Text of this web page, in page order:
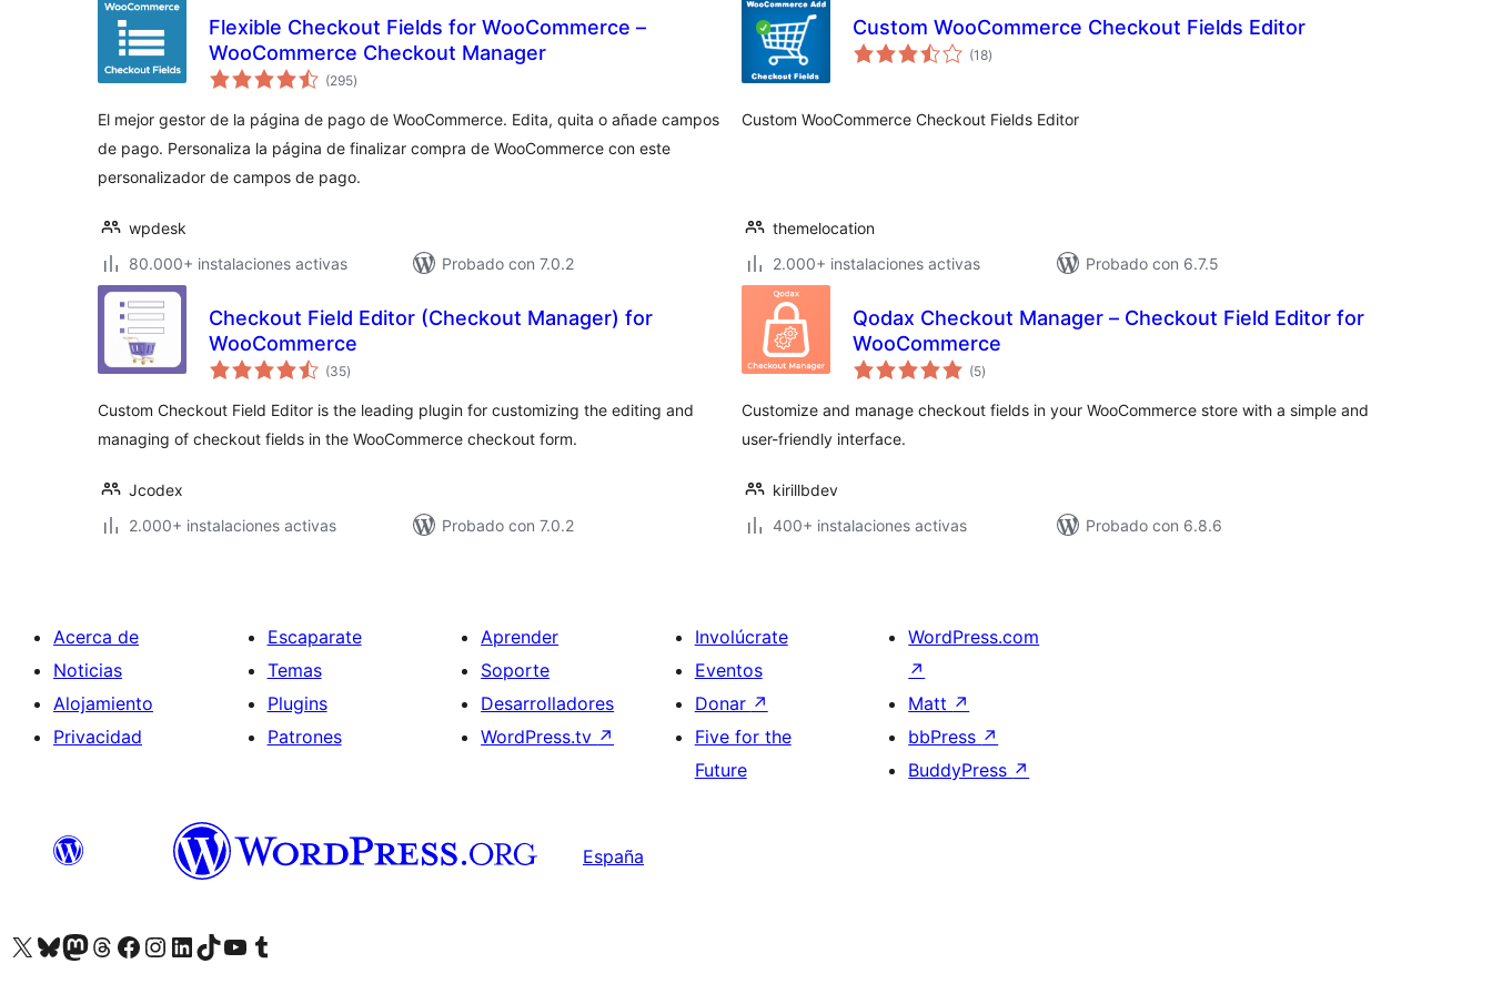
Flexible Checkout Fields for WooCommerce –
WooCommerce Checkout Manager
(295valoraciones
en
)
El mejor gestor de la página de pago de WooCommerce. Edita, quita o añade campos
de pago. Personaliza la página de finalizar compra de WooCommerce con este
personalizador de campos de pago.
wpdesk
80.000+ instalaciones activas
Probado con 7.0.2
Custom WooCommerce Checkout Fields Editor
(18valoraciones
en
)
Custom WooCommerce Checkout Fields Editor
themelocation
2.000+ instalaciones activas
Probado con 6.7.5
Checkout Field Editor (Checkout Manager) for
WooCommerce
(35valoraciones
en
)
Custom Checkout Field Editor is the leading plugin for customizing the editing and
managing of checkout fields in the WooCommerce checkout form.
Jcodex
2.000+ instalaciones activas
Probado con 7.0.2
Qodax Checkout Manager – Checkout Field Editor for
WooCommerce
(5valoraciones
en
)
Customize and manage checkout fields in your WooCommerce store with a simple and
user-friendly interface.
kirillbdev
400+ instalaciones activas
Probado con 6.8.6
Acerca de
Noticias
Alojamiento
Privacidad
Escaparate
Temas
Plugins
Patrones
Aprender
Soporte
Desarrolladores
WordPress.tv ↗
Involúcrate
Eventos
Donar ↗
Five for the
Future
WordPress.com
↗
Matt ↗
bbPress ↗
BuddyPress ↗
España
Visita nuestra cuenta de X (anteriormente Twitter)
Visita nuestra cuenta de Bluesky
Visita nuestra cuenta de Mastodon
Visita nuestra cuenta de Threads
Visita nuestra página de Facebook
Visita nuestra cuenta de Instagram
Visita nuestra cuenta de LinkedIn
Visita nuestra cuenta de TikTok
Visita nuestro canal de YouTube
Visita nuestra cuenta de Tumblr